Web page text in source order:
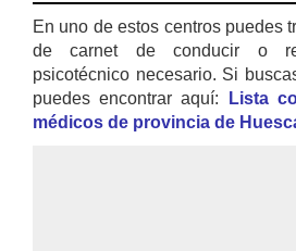
En uno de estos centros puedes
de carnet de conducir o
psicotécnico necesario. Si
puedes encontrar aquí:
Lista
médicos de provincia de